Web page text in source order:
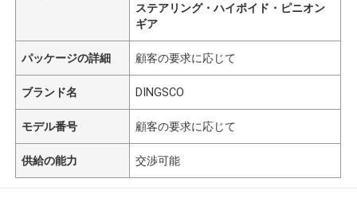
ステアリング・ハイポイド・ピニオン
ギア
パッケージの詳細 顧客の要求に応じて
ブランド名 DINGSCO
モデル番号 顧客の要求に応じて
供給の能力 交渉可能